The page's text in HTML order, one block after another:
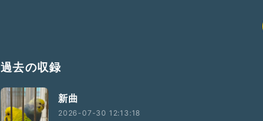
過去の収録
新曲
2026-07-30 12:13:18